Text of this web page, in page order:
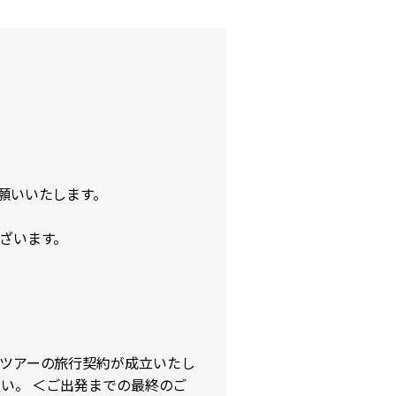
いたします。
ます。
アーの旅行契約が成立いたし
。 ＜ご出発までの最終のご